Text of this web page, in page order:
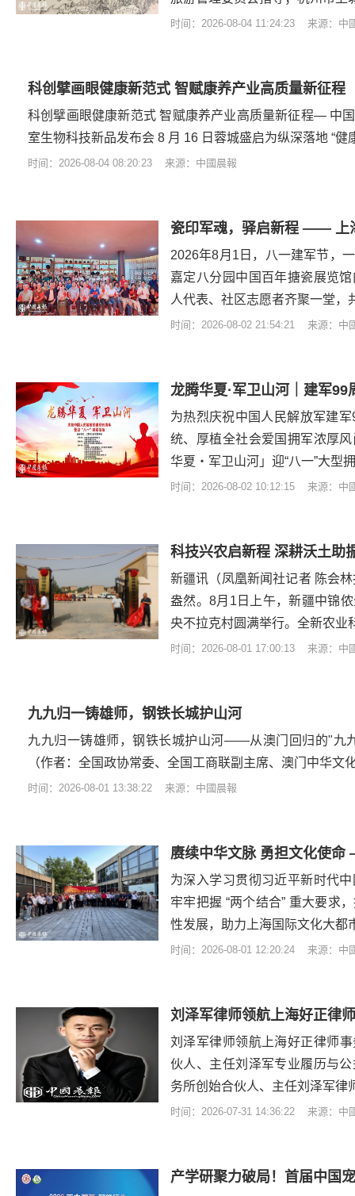
时间：2026-08-04 11:24:23 来源：中
科创擘画眼健康新范式 智赋康养产业高质量新征程
科创擘画眼健康新范式 智赋康养产业高质量新征程— 中
室生物科技新品发布会 8 月 16 日蓉城盛启为纵深落地 “健
时间：2026-08-04 08:20:23 来源：中國晨報
2026年8月1日，八一建军节，
嘉定八分园中国百年搪瓷展览
人代表、社区志愿者齐聚一堂，
时间：2026-08-02 21:54:21 来源：中
龙腾华夏·军卫山河｜建军
为热烈庆祝中国人民解放军建
统、厚植全社会爱国拥军浓厚
华夏・军卫山河」迎“八一”大型
时间：2026-08-02 10:12:15 来源：中
新疆讯（凤凰新闻社记者 陈会
盎然。8月1日上午，新疆中锦
央不拉克村圆满举行。全新农业
时间：2026-08-01 17:00:13 来源：中
九九归一铸雄师，钢铁长城护山河
九九归一铸雄师，钢铁长城护山河——从澳门回归的"九
（作者：全国政协常委、全国工商联副主席、澳门中华文
时间：2026-08-01 13:38:22 来源：中國晨報
为深入学习贯彻习近平新时代
牢牢把握 “两个结合” 重大要求
性发展，助力上海国际文化大都
时间：2026-08-01 12:20:24 来源：中
刘泽军律师领航上海好正律
刘泽军律师领航上海好正律师
伙人、主任刘泽军专业履历与
务所创始合伙人、主任刘泽军律
时间：2026-07-31 14:36:22 来源：中
产学研聚力破局！首届中国